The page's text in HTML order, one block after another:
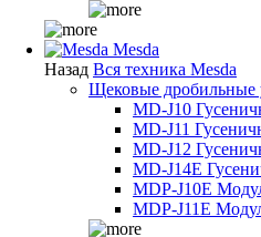
Mesda
Назад Вся техника Mesda
Щековые дробильные
MD-J10
MD-J11
MD-J12
MD-J14E
MDP-J10E
MDP-J11E